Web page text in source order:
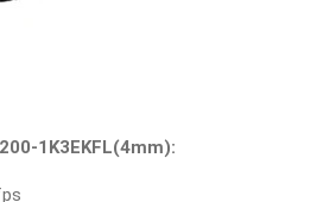
1K3EKFL(4mm):